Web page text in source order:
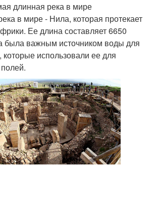
длинная река в мире
в мире - Нила, которая протекает
Ее длина составляет 6650
была важным источником воды для
которые использовали ее для